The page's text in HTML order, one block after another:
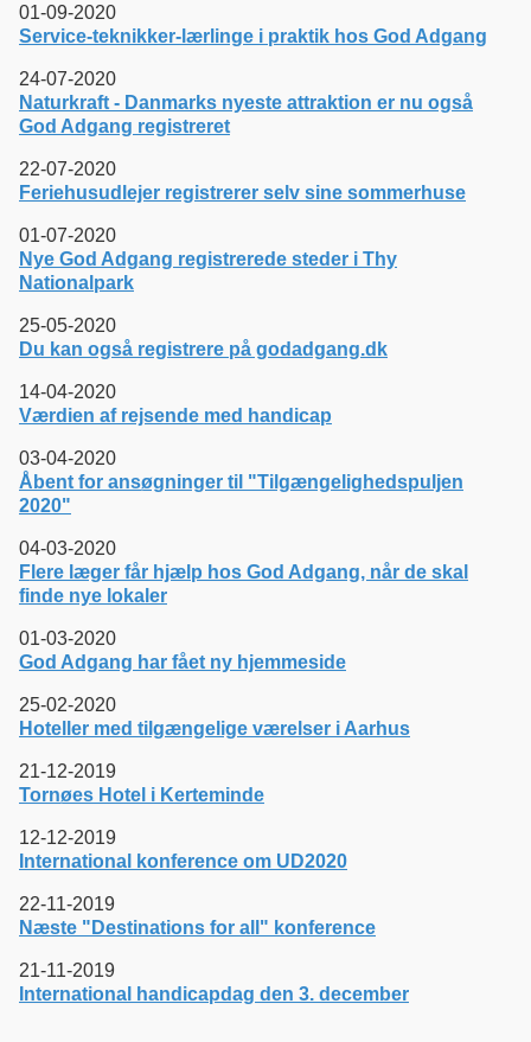
01-09-2020
Service-teknikker-lærlinge i praktik hos God Adgang
24-07-2020
Naturkraft - Danmarks nyeste attraktion er nu også
God Adgang registreret
22-07-2020
Feriehusudlejer registrerer selv sine sommerhuse
01-07-2020
Nye God Adgang registrerede steder i Thy
Nationalpark
25-05-2020
Du kan også registrere på godadgang.dk
14-04-2020
Værdien af rejsende med handicap
03-04-2020
Åbent for ansøgninger til "Tilgængelighedspuljen
2020"
04-03-2020
Flere læger får hjælp hos God Adgang, når de skal
finde nye lokaler
01-03-2020
God Adgang har fået ny hjemmeside
25-02-2020
Hoteller med tilgængelige værelser i Aarhus
21-12-2019
Tornøes Hotel i Kerteminde
12-12-2019
International konference om UD2020
22-11-2019
Næste "Destinations for all" konference
21-11-2019
International handicapdag den 3. december